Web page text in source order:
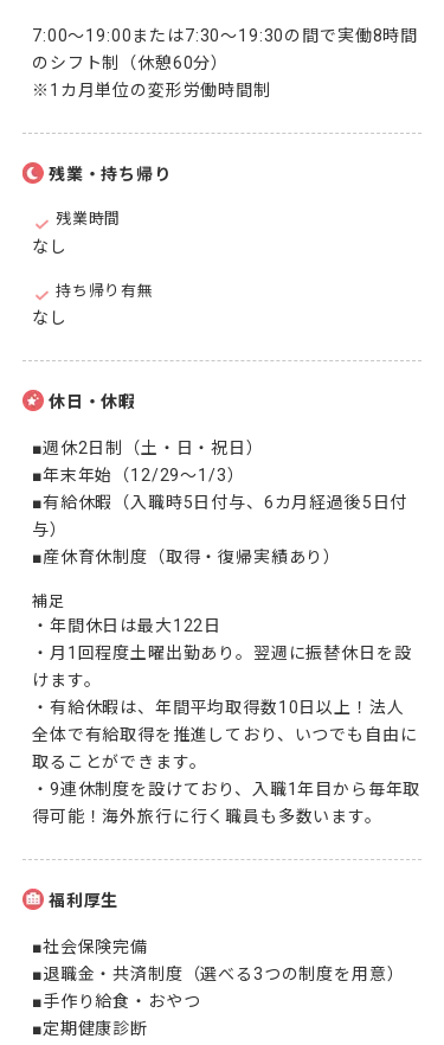
7:00～19:00または7:30～19:30の間で実働8時間
のシフト制（休憩60分）
※1カ月単位の変形労働時間制
残業・持ち帰り
残業時間
なし
持ち帰り有無
なし
休日・休暇
■週休2日制（土・日・祝日）
■年末年始（12/29～1/3）
■有給休暇（入職時5日付与、6カ月経過後5日付
与）
■産休育休制度（取得・復帰実績あり）
補足
・年間休日は最大122日
・月1回程度土曜出勤あり。翌週に振替休日を設
けます。
・有給休暇は、年間平均取得数10日以上！法人
全体で有給取得を推進しており、いつでも自由に
取ることができます。
・9連休制度を設けており、入職1年目から毎年取
得可能！海外旅行に行く職員も多数います。
福利厚生
■社会保険完備
■退職金・共済制度（選べる3つの制度を用意）
■手作り給食・おやつ
■定期健康診断